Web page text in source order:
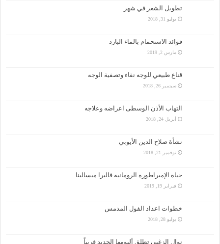
تطويل الشعر في شهر
يوليو 31, 2018
فوائد الاستحمام بالماء البارد
مارس 2, 2019
قناع طبيعي للوجه نقاء وتصفية الوجه
سبتمبر 26, 2018
التهاب الأذن الوسطى اعراضه وعلاجه
أبريل 24, 2018
نشأة صلاح الدين الأيوبي
نوفمبر 21, 2018
حياة الإمبراطورة الرومانية فاليرا ميسالينا
فبراير 19, 2019
خطوات اعداد الفول المدمس
يوليو 28, 2018
نوال الزغبي تطلق ألبومها الجديد قريباً